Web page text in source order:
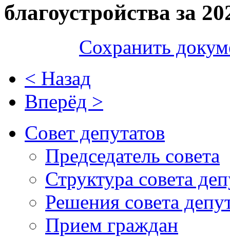
благоустройства за
Сохранить
< Назад
Вперёд >
Совет депутатов
Председатель совета
Структура совета
Решения совета
Прием граждан